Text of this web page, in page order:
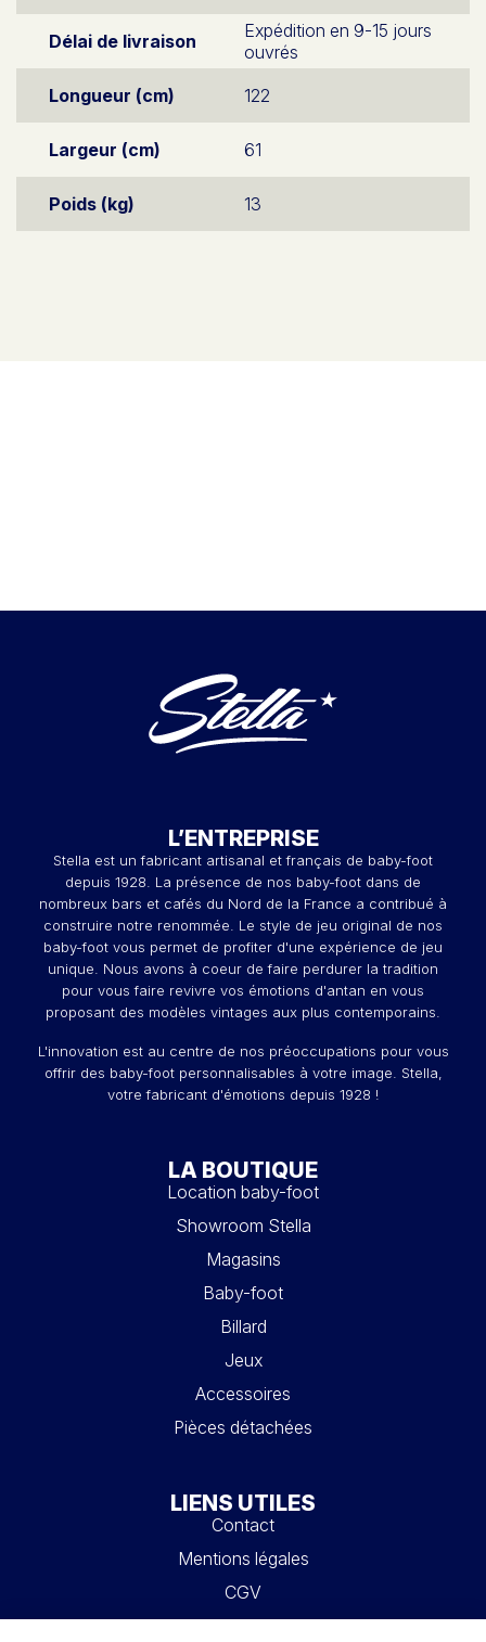
Délai de livraison
Expédition en 9-15 jours
ouvrés
Longueur (cm)
122
Largeur (cm) 61
Poids (kg) 13
L’ENTREPRISE
Stella est un fabricant artisanal et français de baby-foot
depuis 1928. La présence de nos baby-foot dans de
nombreux bars et cafés du Nord de la France a contribué à
construire notre renommée. Le style de jeu original de nos
baby-foot vous permet de profiter d'une expérience de jeu
unique. Nous avons à coeur de faire perdurer la tradition
pour vous faire revivre vos émotions d'antan en vous
proposant des modèles vintages aux plus contemporains.
L'innovation est au centre de nos préoccupations pour vous
offrir des baby-foot personnalisables à votre image. Stella,
votre fabricant d'émotions depuis 1928 !
LA BOUTIQUE
Location baby-foot
Showroom Stella
Magasins
Baby-foot
Billard
Jeux
Accessoires
Pièces détachées
LIENS UTILES
Contact
Mentions légales
CGV
Mon compte